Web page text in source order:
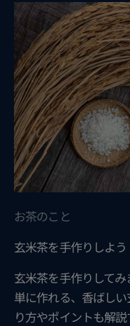
お茶のこと
玄米茶を手作りしよ
玄米茶を手作りして
単に作れる、香ばし
り方やポイントも解